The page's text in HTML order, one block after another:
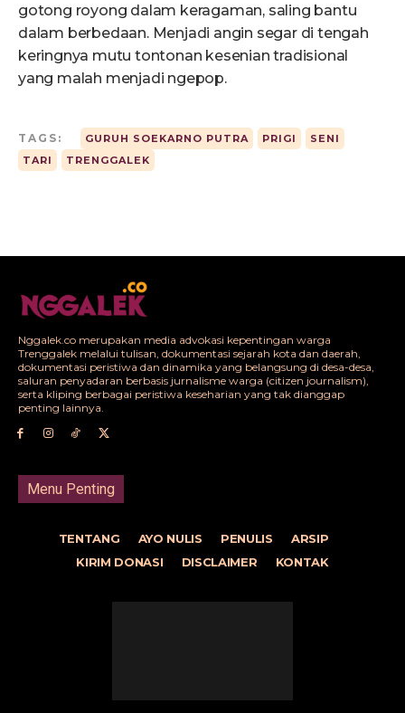
gotong royong dalam keragaman, saling bantu
dalam berbedaan. Menjadi angin segar di tengah
keringnya mutu tontonan kesenian tradisional
yang malah menjadi ngepop.
TAGS: GURUH SOEKARNO PUTRA PRIGI
SENI
TARI
TRENGGALEK
Nggalek.co merupakan media advokasi kepentingan warga
Trenggalek melalui tulisan, dokumentasi sejarah kota dan daerah,
dokumentasi peristiwa dan dinamika yang belangsung di desa-desa,
saluran penyadaran berbasis jurnalisme warga (citizen journalism),
serta kliping berbagai peristiwa keseharian yang tak dianggap
penting lainnya.
Menu Penting
TENTANG AYO NULIS PENULIS
ARSIP
KIRIM DONASI
DISCLAIMER KONTAK